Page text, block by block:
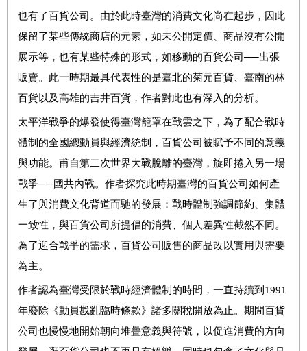
也有了百貨公司。由於此時臺灣的消費文化尚在起步，因此
保留了某些傳統商店的元素，如未公開定價、商品沒有公開
展示等，也有某些特殊的形式，如移動的百貨公司──出張
販賣。此一時期最具代表性的是臺北的菊元百貨、臺南的林
百貨以及高雄的吉井百貨，作者對此也有深入的分析。
太平洋戰爭的爆發使得臺灣籠罩在戰雲之下，為了配合戰時
體制的全國總動員與經濟統制，百貨公司被賦予不同的意義
與功能。甫自第二次世界大戰脫離的臺灣，旋即捲入另一場
戰爭──國共內戰。作者探究此時期臺灣的百貨公司如何產
生了與消費文化背道而馳的發展：戰時體制強調節約、集體
一致性，與百貨公司所提倡的消費、個人差異性截然不同。
為了迎合戰爭的需求，百貨公司販售的商品改以實用與需要
為主。
作者認為臺灣受限於戰時經濟體制的時間，一直持續到1991
年廢除《動員戡亂臨時條款》諸多關稅開放為止。期間百貨
公司也慢慢地開始朝向堆疊意義與符號，以促進消費的方向